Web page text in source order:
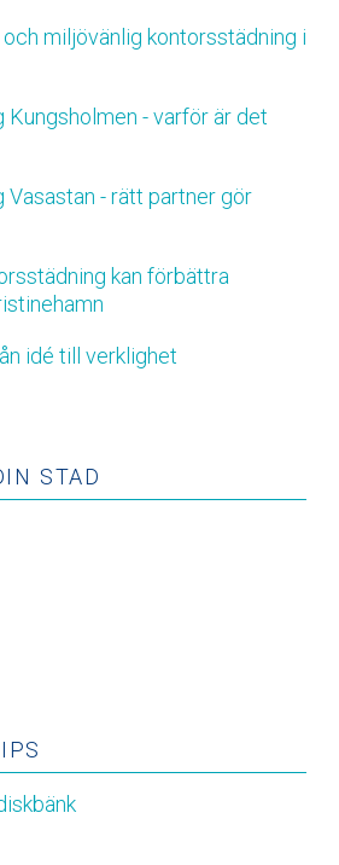
miljövänlig kontorsstädning i
Kungsholmen - varför är det
Vasastan - rätt partner gör
kan förbättra
idé till verklighet
STAD